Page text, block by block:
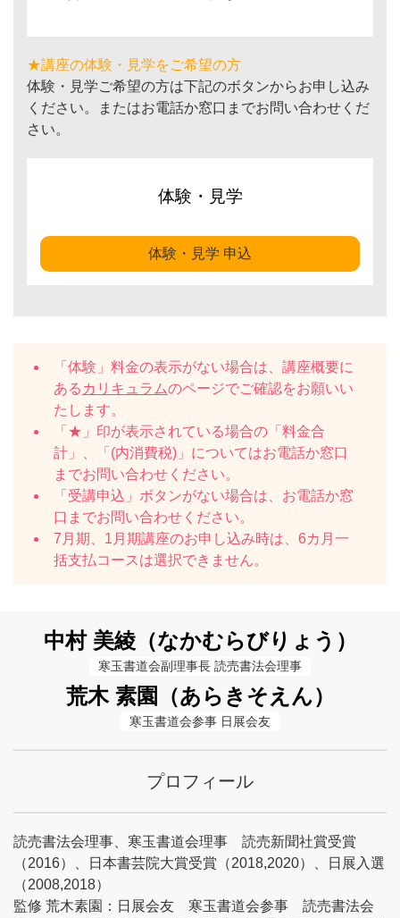
★講座の体験・見学をご希望の方
体験・見学ご希望の方は下記のボタンからお申し込み
ください。またはお電話か窓口までお問い合わせくだ
さい。
体験・見学
体験・見学 申込
「体験」料金の表示がない場合は、講座概要に
ある カリキュラムのページでご確認をお願いい
たします。
「★」印が表示されている場合の「料金合
計」、「(内消費税)」についてはお電話か窓口
までお問い合わせください。
「受講申込」ボタンがない場合は、お電話か窓
口までお問い合わせください。
7月期、1月期講座のお申し込み時は、6カ月一
括支払コースは選択できません。
中村 美綾（なかむらびりょう）
寒玉書道会副理事長 読売書法会理事
荒木 素園（あらきそえん）
寒玉書道会参事 日展会友
プロフィール
読売書法会理事、寒玉書道会理事 読売新聞社賞受賞
（2016）、日本書芸院大賞受賞（2018,2020）、日展入選
（2008,2018）
監修 荒木素園：日展会友 寒玉書道会参事 読売書法会